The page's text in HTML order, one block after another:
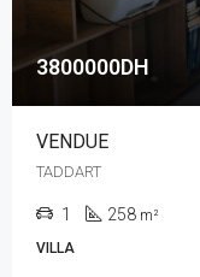
3800000DH
VENDUE
TADDART
1 258 m²
VILLA